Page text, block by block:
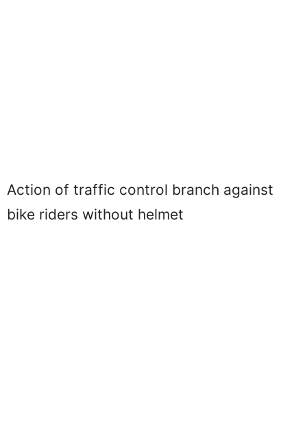
Action of traffic control branch against
bike riders without helmet